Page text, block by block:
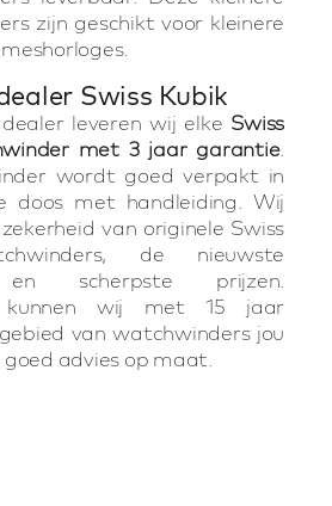
zijn geschikt voor kleinere
Swiss Kubik
leveren wij elke Swiss
met 3 jaar garantie.
wordt goed verpakt in
doos met handleiding. Wij
van originele Swiss
de nieuwste
en scherpste prijzen.
kunnen wij met 15 jaar
van watchwinders jou
advies op maat.